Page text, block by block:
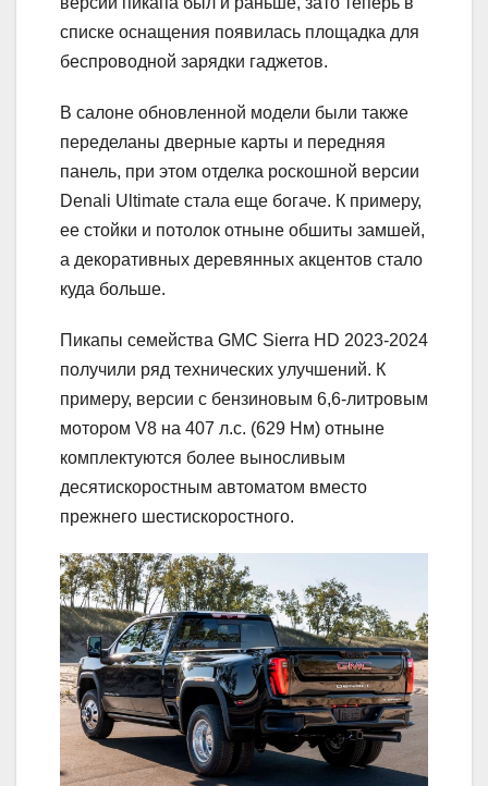
списке оснащения появилась площадка для
беспроводной зарядки гаджетов.
В салоне обновленной модели были также
переделаны дверные карты и передняя
панель, при этом отделка роскошной версии
Denali Ultimate стала еще богаче. К примеру,
ее стойки и потолок отныне обшиты замшей,
а декоративных деревянных акцентов стало
куда больше.
Пикапы семейства GMC Sierra HD 2023-2024
получили ряд технических улучшений. К
примеру, версии с бензиновым 6,6-литровым
мотором V8 на 407 л.с. (629 Нм) отныне
комплектуются более выносливым
десятискоростным автоматом вместо
прежнего шестискоростного.